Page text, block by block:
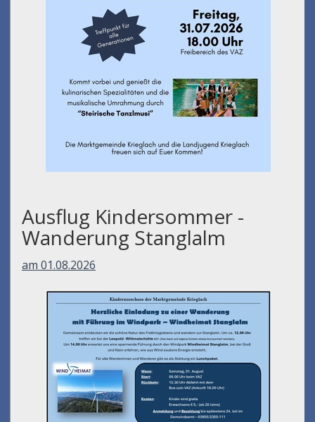
Ausflug Kindersommer -
Wanderung Stanglalm
am 01.08.2026